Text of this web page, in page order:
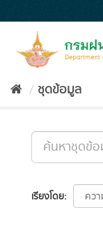
to
ชุดข้อมูล
เรียงโดย